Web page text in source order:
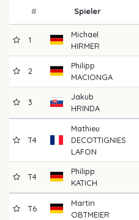
# Spieler
1
Michael
HIRMER
2
Philipp
MACIONGA
3
Jakub
HRINDA
T4
Mathieu
DECOTTIGNIES
LAFON
T4
Philipp
KATICH
T6
Martin
OBTMEIER